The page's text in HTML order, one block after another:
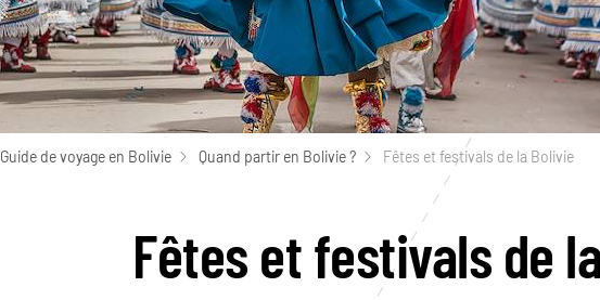
Guide de voyage en Bolivie Quand partir en Bolivie ? Fêtes et festivals de la Bolivie
Fêtes et festivals de